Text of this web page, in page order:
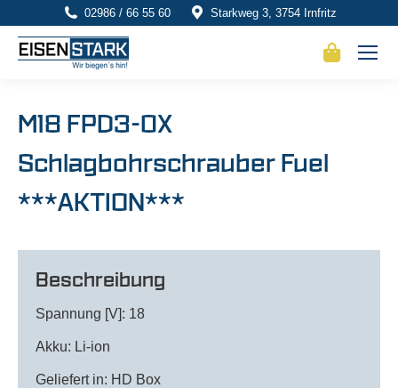
02986 / 66 55 60 Starkweg 3, 3754 Irnfritz
M18 FPD3-0X
Schlagbohrschrauber Fuel
***AKTION***
Beschreibung
Spannung [V]: 18
Akku: Li-ion
Geliefert in: HD Box